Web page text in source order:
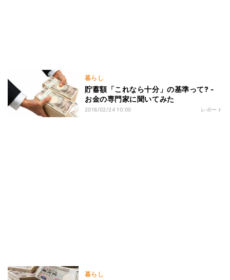
暮らし
貯蓄額「これなら十分」の基準って? -
お金の専門家に聞いてみた
2016/02/24 10:00 レポート
暮らし